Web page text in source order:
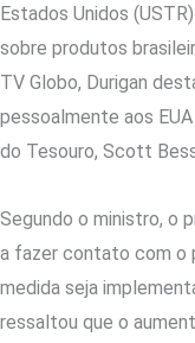
Estados Unidos
sobre produtos
TV Globo, Durigan
pessoalmente aos
do Tesouro, Scott
Segundo o ministro, o
a fazer contato com o
medida seja
ressaltou que o